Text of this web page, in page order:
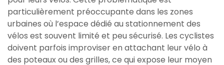
particulièrement préoccupante dans les zones
urbaines où l’espace dédié au stationnement des
vélos est souvent limité et peu sécurisé. Les cyclistes
doivent parfois improviser en attachant leur vélo à
des poteaux ou des grilles, ce qui expose leur moyen